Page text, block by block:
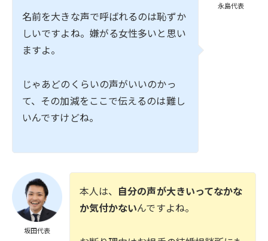
永島代表
名前を大きな声で呼ばれるのは恥ずか
しいですよね。嫌がる女性多いと思い
ますよ。
じゃあどのくらいの声がいいのかっ
て、その加減をここで伝えるのは難し
いんですけどね。
坂田代表
本人は、 自分の声が大きいってなかな
か気付かないんですよね。